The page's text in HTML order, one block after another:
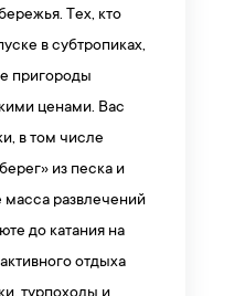
Тех, кто
в субтропиках,
пригороды
ценами. Вас
в том числе
из песка и
масса развлечений
до катания на
отдыха